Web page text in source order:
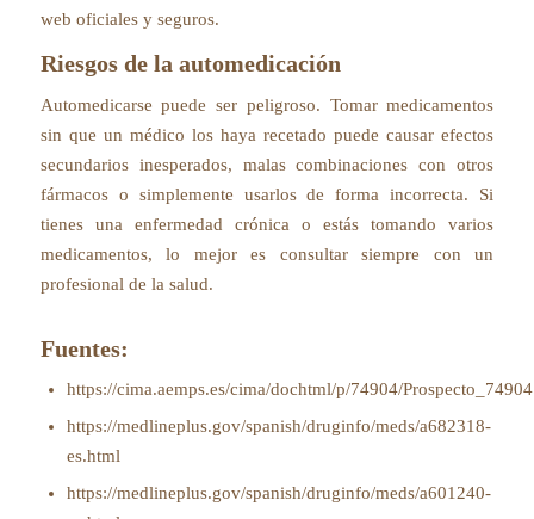
web oficiales y seguros.
Riesgos de la automedicación
Automedicarse puede ser peligroso. Tomar medicamentos
sin que un médico los haya recetado puede causar efectos
secundarios inesperados, malas combinaciones con otros
fármacos o simplemente usarlos de forma incorrecta. Si
tienes una enfermedad crónica o estás tomando varios
medicamentos, lo mejor es consultar siempre con un
profesional de la salud.
Fuentes:
https://cima.aemps.es/cima/dochtml/p/74904/
https://medlineplus.gov/spanish/druginfo/meds/a682318-
es.html
https://medlineplus.gov/spanish/druginfo/meds/a601240-